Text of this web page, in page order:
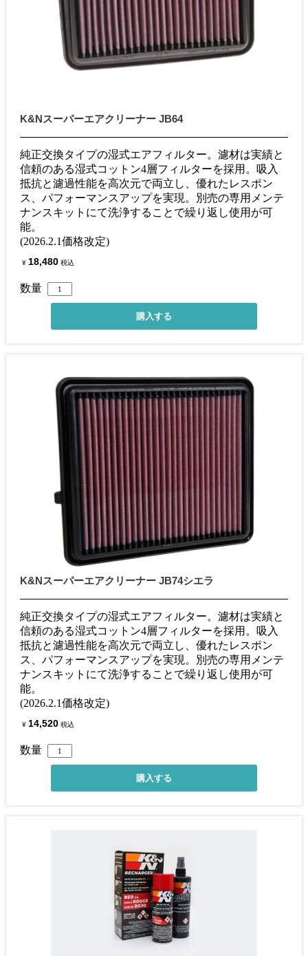
K&Nスーパーエアクリーナー JB64
純正交換タイプの湿式エアフィルター。濾材は実績と
信頼のある湿式コットン4層フィルターを採用。吸入
抵抗と濾過性能を高次元で両立し、優れたレスポン
ス、パフォーマンスアップを実現。別売の専用メンテ
ナンスキットにて洗浄することで繰り返し使用が可
能。
(2026.2.1価格改定)
¥ 18,480 税込
数量
K&Nスーパーエアクリーナー JB74シエラ
純正交換タイプの湿式エアフィルター。濾材は実績と
信頼のある湿式コットン4層フィルターを採用。吸入
抵抗と濾過性能を高次元で両立し、優れたレスポン
ス、パフォーマンスアップを実現。別売の専用メンテ
ナンスキットにて洗浄することで繰り返し使用が可
能。
(2026.2.1価格改定)
¥ 14,520 税込
数量